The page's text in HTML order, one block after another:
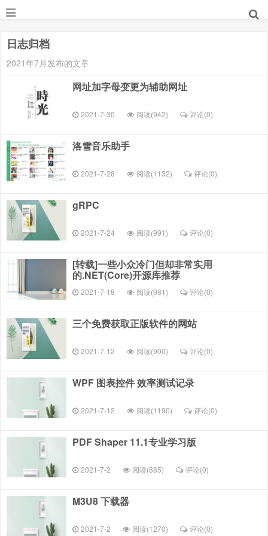
日志归档
2021年7月发布的文章
网址加字母变更为辅助网址
2021-7-30 阅读(942) 评论(0)
洛雪音乐助手
2021-7-28 阅读(1132) 评论(0)
gRPC
2021-7-24 阅读(991) 评论(0)
[转载]一些小众冷门但却非常实用
的.NET(Core)开源库推荐
2021-7-18 阅读(981) 评论(0)
三个免费获取正版软件的网站
2021-7-12 阅读(900) 评论(0)
WPF 图表控件 效率测试记录
2021-7-12 阅读(1190) 评论(0)
PDF Shaper 11.1专业学习版
2021-7-2 阅读(885) 评论(0)
M3U8 下载器
2021-7-2 阅读(1270) 评论(0)